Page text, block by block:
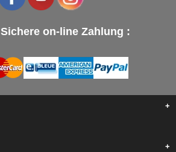
Sichere on-line Zahlung :
+
+